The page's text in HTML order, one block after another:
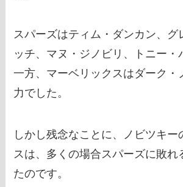
スパーズはティム・ダンカン、グ
ッチ、マヌ・ジノビリ、トニー・
一方、マーベリックスはダーク・
力でした。
しかし残念なことに、ノビツキー
スは、多くの場合スパーズに敗れ
たのです。